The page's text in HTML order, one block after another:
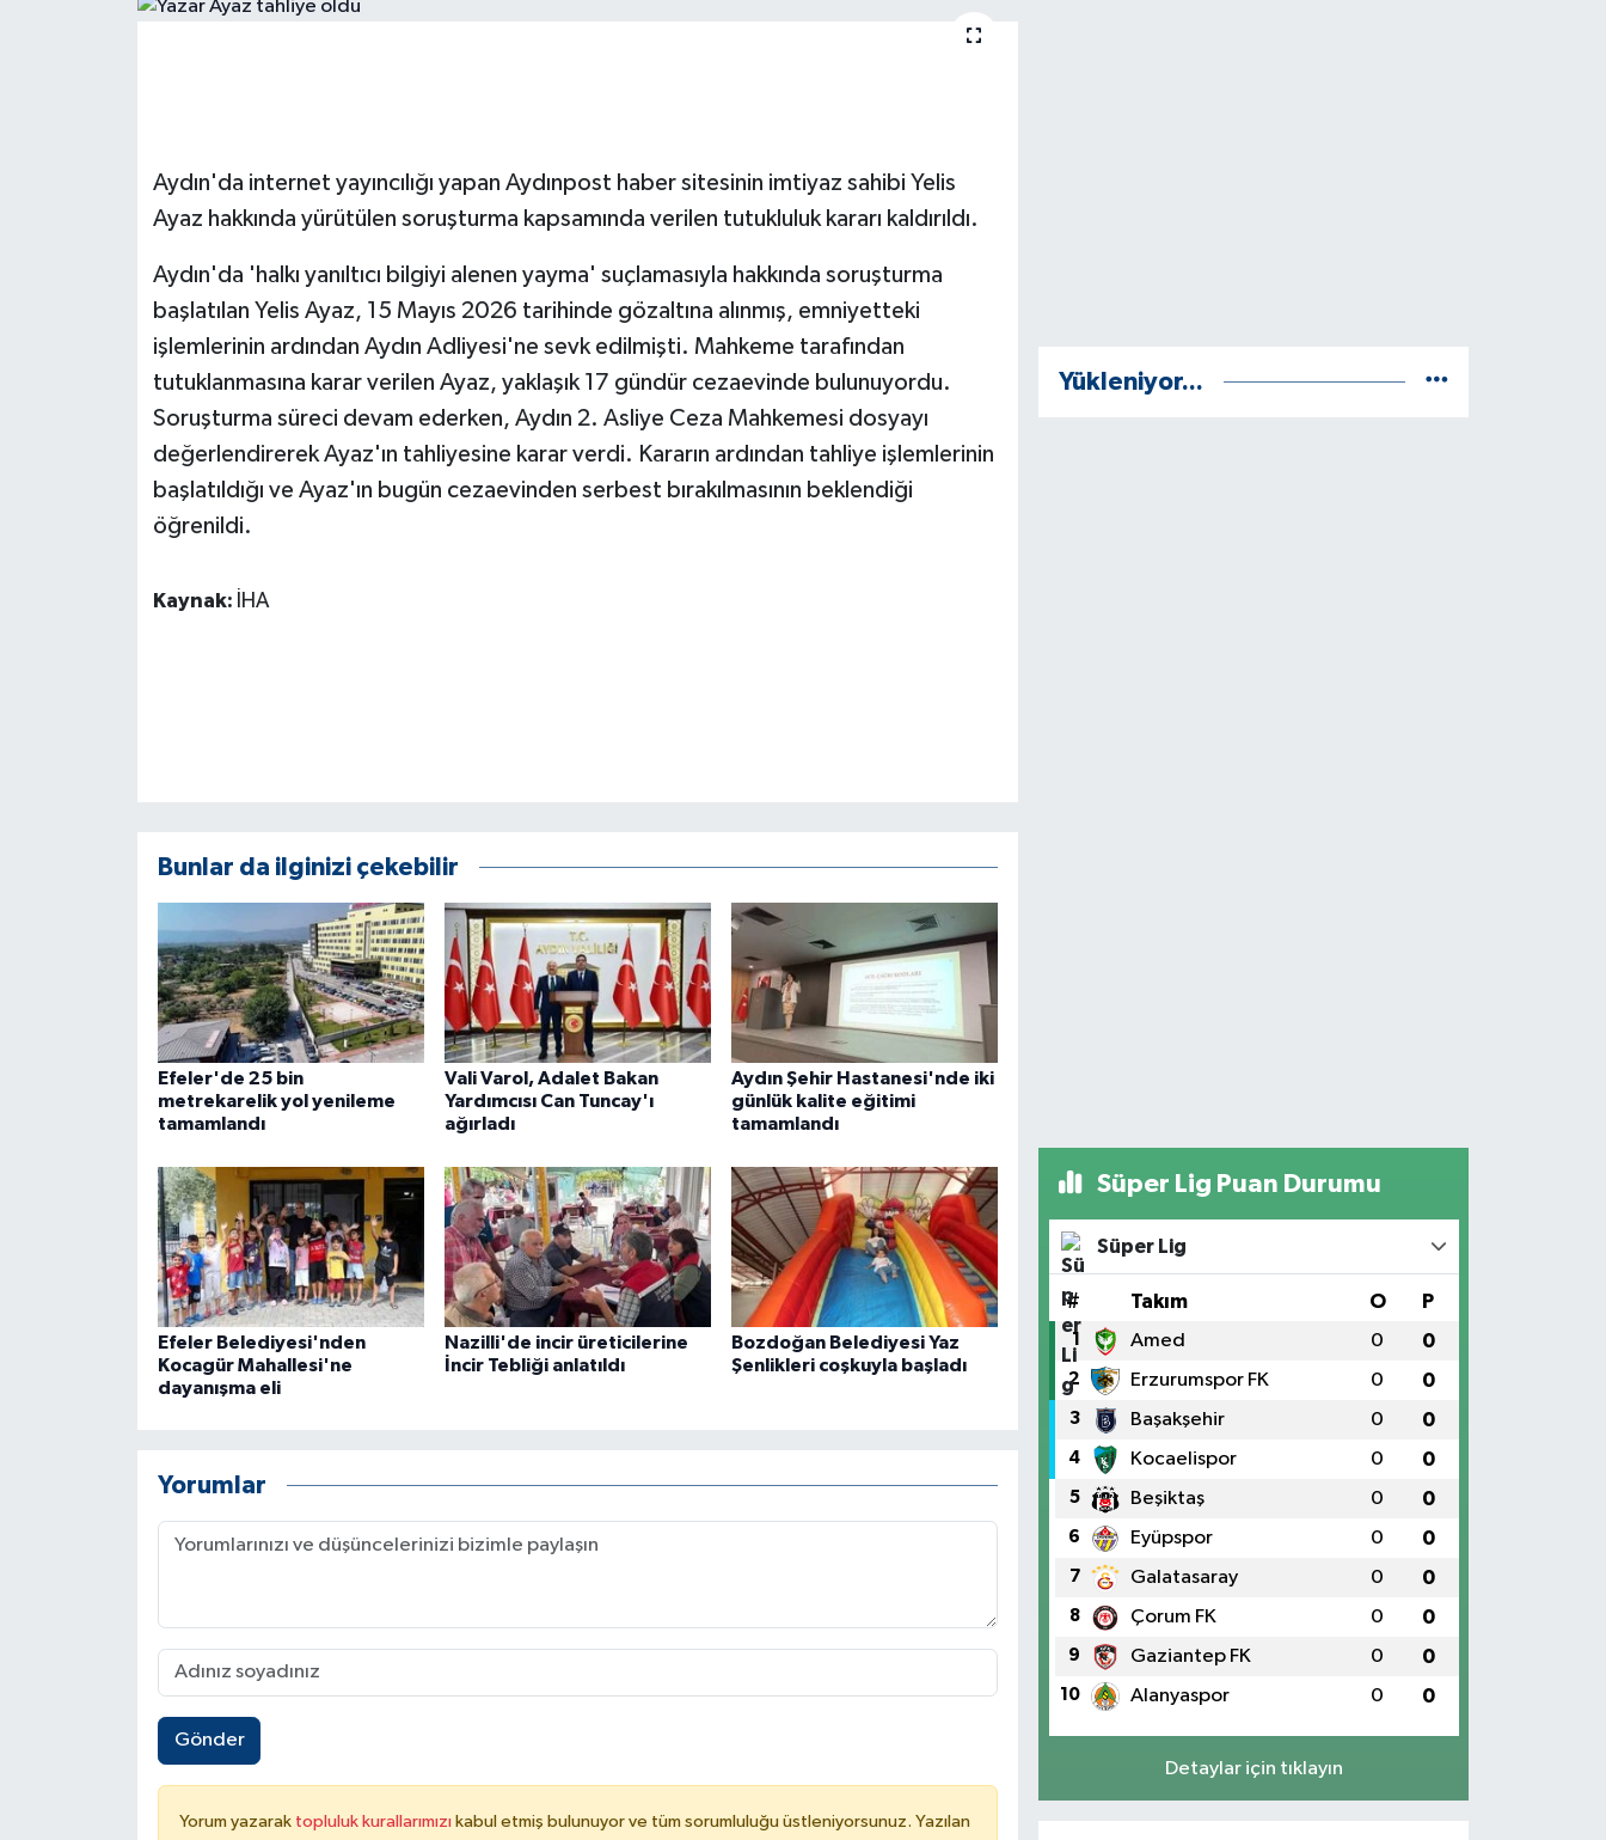
Aydın'da internet yayıncılığı yapan Aydınpost haber sitesinin imtiyaz sahibi Yelis
Ayaz hakkında yürütülen soruşturma kapsamında verilen tutukluluk kararı kaldırıldı.
Aydın'da 'halkı yanıltıcı bilgiyi alenen yayma' suçlamasıyla hakkında soruşturma
başlatılan Yelis Ayaz, 15 Mayıs 2026 tarihinde gözaltına alınmış, emniyetteki
işlemlerinin ardından Aydın Adliyesi'ne sevk edilmişti. Mahkeme tarafından
tutuklanmasına karar verilen Ayaz, yaklaşık 17 gündür cezaevinde bulunuyordu.
Soruşturma süreci devam ederken, Aydın 2. Asliye Ceza Mahkemesi dosyayı
değerlendirerek Ayaz'ın tahliyesine karar verdi. Kararın ardından tahliye işlemlerinin
başlatıldığı ve Ayaz'ın bugün cezaevinden serbest bırakılmasının beklendiği
öğrenildi.
Kaynak: İHA
Bunlar da ilginizi çekebilir
Efeler'de 25 bin
metrekarelik yol yenileme
tamamlandı
Vali Varol, Adalet Bakan
Yardımcısı Can Tuncay'ı
ağırladı
Aydın Şehir Hastanesi'nde iki
günlük kalite eğitimi
tamamlandı
Efeler Belediyesi'nden
Kocagür Mahallesi'ne
dayanışma eli
Nazilli'de incir üreticilerine
İncir Tebliği anlatıldı
Bozdoğan Belediyesi Yaz
Şenlikleri coşkuyla başladı
Yorumlar
Gönder
Yorum yazarak topluluk kurallarımızı kabul etmiş bulunuyor ve tüm sorumluluğu üstleniyorsunuz. Yazılan
Yükleniyor...
Süper Lig Puan Durumu
Süper Lig
# Takım O P
1 Amed 0 0
2 Erzurumspor FK 0 0
3 Başakşehir 0 0
4 Kocaelispor 0 0
5 Beşiktaş 0 0
6 Eyüpspor 0 0
7 Galatasaray 0 0
8 Çorum FK 0 0
9 Gaziantep FK 0 0
10 Alanyaspor 0 0
Detaylar için tıklayın
EKONOMİ
English News
Gayrimenkul
Jandarma
KÜLTÜR SANAT
Otomobil
POLİTİKA
ÜLKE GÜNDEMİ
Yerel Haberler